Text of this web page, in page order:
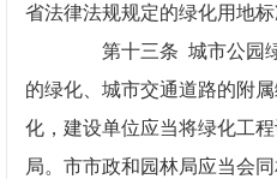
省法律法规规定的绿化用地标
第十三条 城市公园绿
的绿化、城市交通道路的附
化，建设单位应当将绿化工
局。市市政和园林局应当会